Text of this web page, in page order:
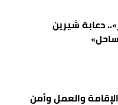
دعابة شيرين
الإقامة والعمل وأمن